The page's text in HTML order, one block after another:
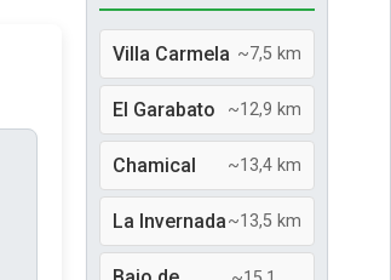
Villa Carmela ~7,5 km
El Garabato ~12,9 km
Chamical ~13,4 km
La Invernada~13,5 km